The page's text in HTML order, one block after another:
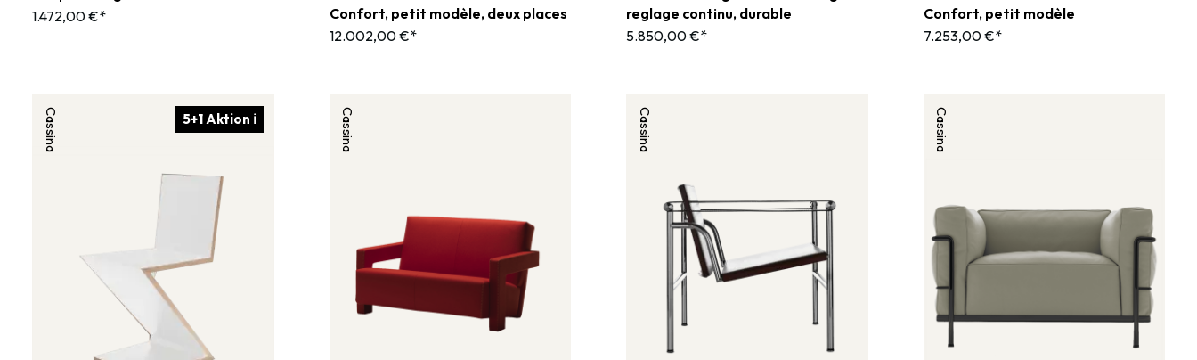
1.472,00 €*
Confort, petit modèle, deux places
12.002,00 €*
reglage continu, durable
5.850,00 €*
Confort, petit modèle
7.253,00 €*
5+1 Aktion ℹ
Cassina Cassina Cassina Cassina